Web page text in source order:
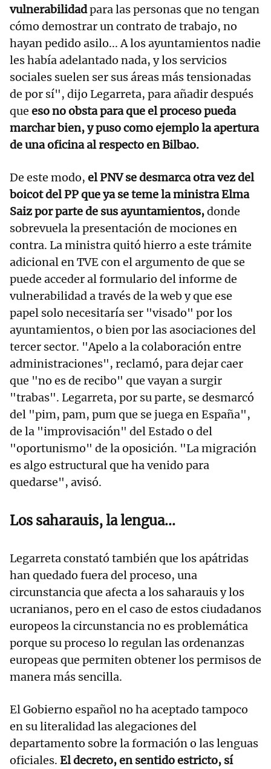
vulnerabilidadpara las personas que no tengan
cómo demostrar un contrato de trabajo, no
hayan pedido asilo... A los ayuntamientos nadie
les había adelantado nada, y los servicios
sociales suelen ser sus áreas más tensionadas
de por sí", dijo Legarreta, para añadir después
que eso no obsta para que el proceso pueda
marchar bien, y puso como ejemplo la apertura
de una oficina al respecto en Bilbao.
De este modo, el PNV se desmarca otra vez del
boicot del PP que ya se teme la ministra Elma
Saiz por parte de sus ayuntamientos,donde
sobrevuela la presentación de mociones en
contra. La ministra quitó hierro a este trámite
adicional en TVE con el argumento de que se
puede acceder al formulario del informe de
vulnerabilidad a través de la web y que ese
papel solo necesitaría ser "visado" por los
ayuntamientos, o bien por las asociaciones del
tercer sector. "Apelo a la colaboración entre
administraciones", reclamó, para dejar caer
que "no es de recibo" que vayan a surgir
"trabas". Legarreta, por su parte, se desmarcó
del "pim, pam, pum que se juega en España",
de la "improvisación" del Estado o del
"oportunismo" de la oposición. "La migración
es algo estructural que ha venido para
quedarse", avisó.
Los saharauis, la lengua...
Legarreta constató también que los apátridas
han quedado fuera del proceso, una
circunstancia que afecta a los saharauis y los
ucranianos, pero en el caso de estos ciudadanos
europeos la circunstancia no es problemática
porque su proceso lo regulan las ordenanzas
europeas que permiten obtener los permisos de
manera más sencilla.
El Gobierno español no ha aceptado tampoco
en su literalidad las alegaciones del
departamento sobre la formación o las lenguas
oficiales. El decreto, en sentido estricto, sí